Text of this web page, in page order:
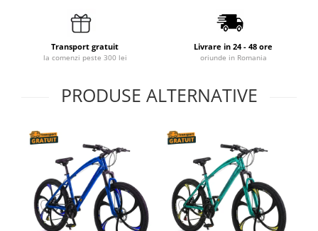
Transport gratuit
la comenzi peste 300 lei
Livrare in 24 - 48 ore
oriunde in Romania
PRODUSE ALTERNATIVE